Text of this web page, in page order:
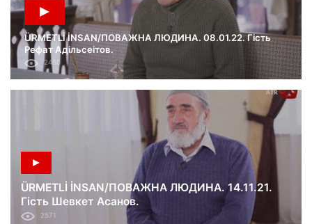
ÜRMETLİ İNSAN/ПОВАЖНА ЛЮДИНА. 08.01.22. Гість
Рефат Адільсеітов.
2460
ÜRMETLİ İNSAN/ПОВАЖНА ЛЮДИНА. 14.11.21.
Гість Шевкет Асанов.
2571